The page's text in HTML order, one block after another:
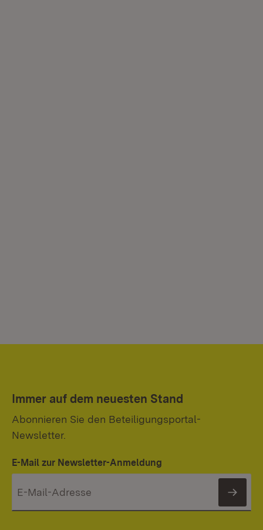
Immer auf dem neuesten Stand
Abonnieren Sie den Beteiligungsportal-
Newsletter.
E-Mail zur Newsletter-Anmeldung